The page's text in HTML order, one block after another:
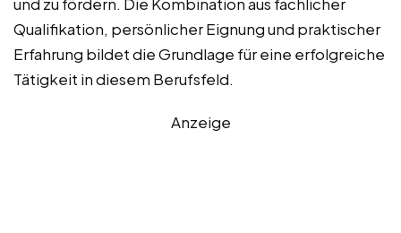
Qualifikation, persönlicher Eignung und praktischer
Erfahrung bildet die Grundlage für eine erfolgreiche
Tätigkeit in diesem Berufsfeld.
Anzeige